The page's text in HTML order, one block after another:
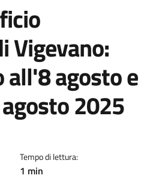
Vigevano:
agosto e
2025
Tempo di lettura:
1 min